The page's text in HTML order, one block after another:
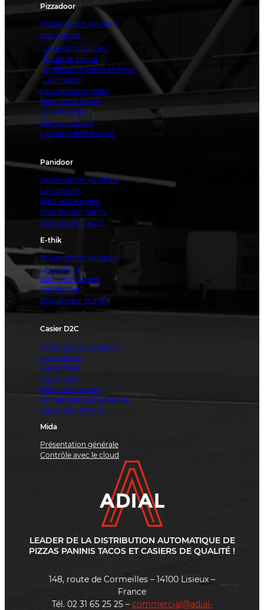
Pizzadoor
Présentation générale
Les options
La gestion du parc
Boule de cristal
Application vente en ligne
La livraison
Les consommables
Bâtir votre projet
La rentabilité
Test de cuisson
Location distributeur
Panidoor
Présentation générale
Les options
Bâtir votre projet
Distributeur panini
Distributeur tacos
E-thik
Présentation générale
Les options
Bâtir votre projet
Partenariat
Distributeur burger
Casier D2C
Présentation générale
Les options
Casier frais
Casier secs
Bâtir votre projet
Un partenariat historique
Casier alimentaire
Mida
Présentation générale
Contrôle avec le cloud
LEADER DE LA DISTRIBUTION AUTOMATIQUE DE
PIZZAS PANINIS TACOS ET CASIERS DE QUALITÉ !
148, route de Cormeilles – 14100 Lisieux –
France
Tél. 02 31 65 25 25 – commercial@adial-